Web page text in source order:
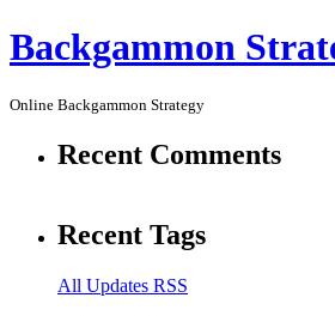
Backgammon
Online Backgammon Strategy
Recent Comments
Recent Tags
All Updates RSS